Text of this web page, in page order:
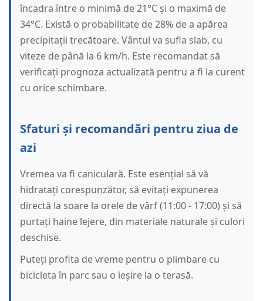
încadra între o minimă de 21°C și o maximă de
34°C. Există o probabilitate de 28% de a apărea
precipitații trecătoare. Vântul va sufla slab, cu
viteze de până la 6 km/h. Este recomandat să
verificați prognoza actualizată pentru a fi la curent
cu orice schimbare.
Sfaturi și recomandări pentru ziua de
azi
Vremea va fi caniculară. Este esențial să vă
hidratați corespunzător, să evitați expunerea
directă la soare la orele de vârf (11:00 - 17:00) și să
purtați haine lejere, din materiale naturale și culori
deschise.
Puteți profita de vreme pentru o plimbare cu
bicicleta în parc sau o ieșire la o terasă.